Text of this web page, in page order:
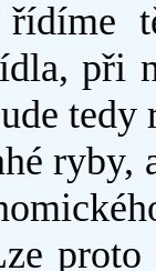
při
tedy